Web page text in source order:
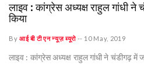
लाइव : कांग्रेस अध्यक्ष राहुल गांधी
किया
Byआई बी टी एन न्यूज़ ब्यूरो -- 10 May, 2019
लाइव : कांग्रेस अध्यक्ष राहुल गांधी ने चंडीगढ़ में